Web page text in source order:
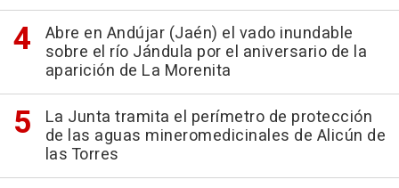
Abre en Andújar (Jaén) el vado inundable
sobre el río Jándula por el aniversario de la
aparición de La Morenita
La Junta tramita el perímetro de protección
de las aguas mineromedicinales de Alicún de
las Torres